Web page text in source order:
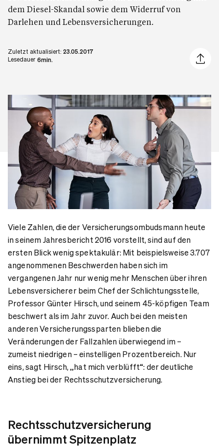
dem Diesel-Skandal sowie dem Widerruf von
Darlehen und Lebensversicherungen.
Zuletzt aktualisiert: 23.05.2017
Lesedauer 6min.
Artikel
Viele Zahlen, die der Versicherungsombudsmann heute
in seinem Jahresbericht 2016 vorstellt, sind auf den
ersten Blick wenig spektakulär: Mit beispielsweise 3.707
angenommenen Beschwerden haben sich im
vergangenen Jahr nur wenig mehr Menschen über ihren
Lebensversicherer beim Chef der Schlichtungsstelle,
Professor Günter Hirsch, und seinem 45-köpfigen Team
beschwert als im Jahr zuvor. Auch bei den meisten
anderen Versicherungssparten blieben die
Veränderungen der Fallzahlen überwiegend im –
zumeist niedrigen – einstelligen Prozentbereich. Nur
eins, sagt Hirsch, „hat mich verblüfft“: der deutliche
Anstieg bei der Rechtsschutzversicherung.
Rechtsschutzversicherung
übernimmt Spitzenplatz